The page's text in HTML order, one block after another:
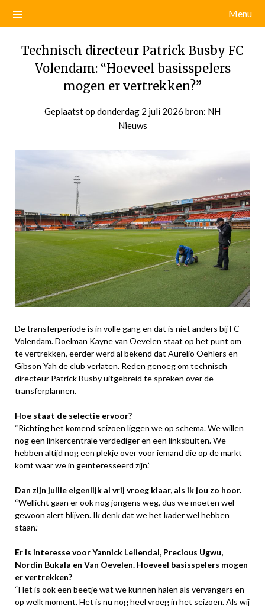
Menu
Technisch directeur Patrick Busby FC
Volendam: “Hoeveel basisspelers
mogen er vertrekken?”
Geplaatst op donderdag 2 juli 2026 door
bron: NH
Nieuws
De transferperiode is in volle gang en dat is niet anders bij FC
Volendam. Doelman Kayne van Oevelen staat op het punt om
te vertrekken, eerder werd al bekend dat Aurelio Oehlers en
Gibson Yah de club verlaten. Reden genoeg om technisch
directeur Patrick Busby uitgebreid te spreken over de
transferplannen.
Hoe staat de selectie ervoor?
“Richting het komend seizoen liggen we op schema. We willen
nog een linkercentrale verdediger en een linksbuiten. We
hebben altijd nog een plekje over voor iemand die op de markt
komt waar we in geïnteresseerd zijn.”
Dan zijn jullie eigenlijk al vrij vroeg klaar, als ik jou zo hoor.
“Wellicht gaan er ook nog jongens weg, dus we moeten wel
gewoon alert blijven. Ik denk dat we het kader wel hebben
staan.”
Er is interesse voor Yannick Leliendal, Precious Ugwu,
Nordin Bukala en Van Oevelen. Hoeveel basisspelers mogen
er vertrekken?
“Het is ook een beetje wat we kunnen halen als vervangers en
op welk moment. Het is nu nog heel vroeg in het seizoen. Als wij